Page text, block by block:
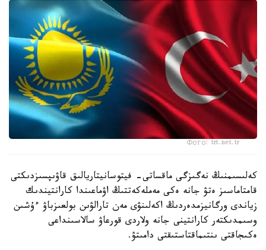
Фото: trt.net.tr
كەلىسىمنىڭ نەگىزگى ماقساتى- فيتوسانيتاريالىق قاۋىپسىزدىكتى
قامتاماسىز ەتۋ جانە ەكى مەملەكەتتىڭ اۋماعىندا كارانتيندىك
زياندى ورگانيزمدەردىڭ اكەلىنۋى مەن تارالۋىن بولعىزباۋ ءۇشىن
وسىمدىكتەر كارانتينى جانە ولاردى قورعاۋ سالاسىنداعى
ەكىجاقتى ىنتىماقتاستىقتى دامىتۋ.